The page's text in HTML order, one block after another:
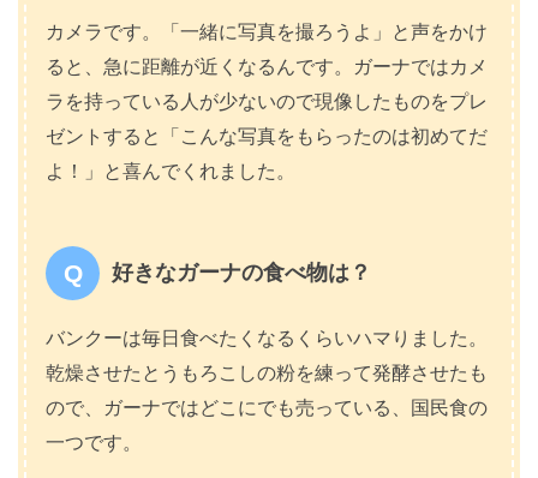
カメラです。「一緒に写真を撮ろうよ」と声をかけ
ると、急に距離が近くなるんです。ガーナではカメ
ラを持っている人が少ないので現像したものをプレ
ゼントすると「こんな写真をもらったのは初めてだ
よ！」と喜んでくれました。
好きなガーナの食べ物は？
バンクーは毎日食べたくなるくらいハマりました。
乾燥させたとうもろこしの粉を練って発酵させたも
ので、ガーナではどこにでも売っている、国民食の
一つです。